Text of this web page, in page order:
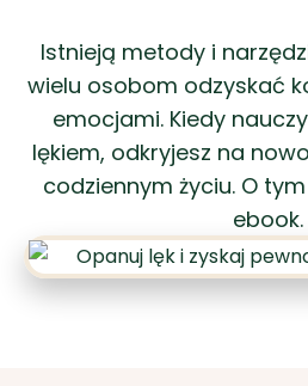
Istnieją metody i
wielu osobom odzyskać
emocjami. Kiedy
lękiem, odkryjesz na
codziennym życiu. O
ebook.